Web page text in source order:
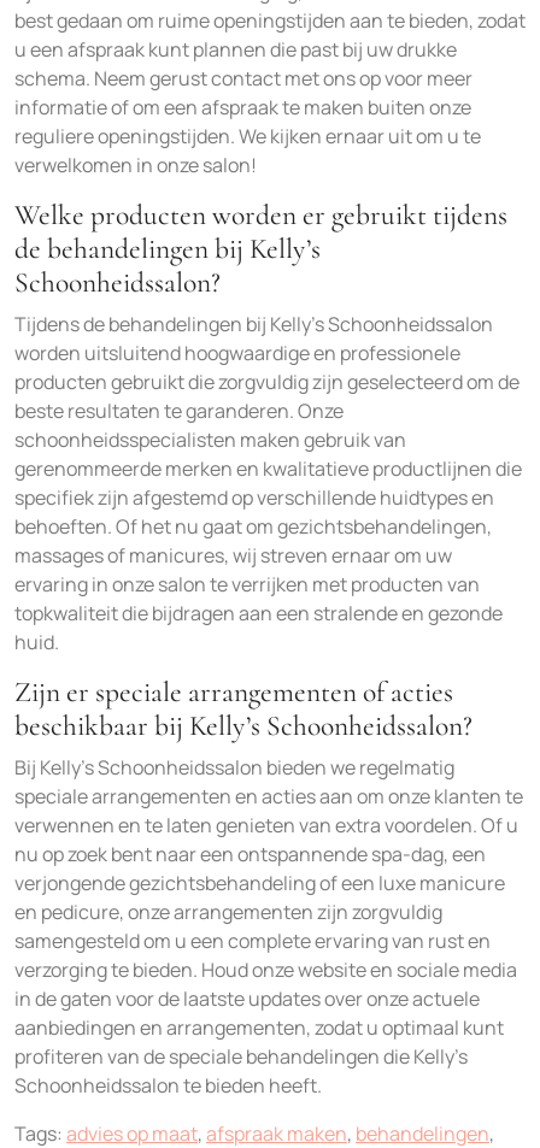
best gedaan om ruime openingstijden aan te bieden, zodat
u een afspraak kunt plannen die past bij uw drukke
schema. Neem gerust contact met ons op voor meer
informatie of om een afspraak te maken buiten onze
reguliere openingstijden. We kijken ernaar uit om u te
verwelkomen in onze salon!
Welke producten worden er gebruikt tijdens
de behandelingen bij Kelly’s
Schoonheidssalon?
Tijdens de behandelingen bij Kelly’s Schoonheidssalon
worden uitsluitend hoogwaardige en professionele
producten gebruikt die zorgvuldig zijn geselecteerd om de
beste resultaten te garanderen. Onze
schoonheidsspecialisten maken gebruik van
gerenommeerde merken en kwalitatieve productlijnen die
specifiek zijn afgestemd op verschillende huidtypes en
behoeften. Of het nu gaat om gezichtsbehandelingen,
massages of manicures, wij streven ernaar om uw
ervaring in onze salon te verrijken met producten van
topkwaliteit die bijdragen aan een stralende en gezonde
huid.
Zijn er speciale arrangementen of acties
beschikbaar bij Kelly’s Schoonheidssalon?
Bij Kelly’s Schoonheidssalon bieden we regelmatig
speciale arrangementen en acties aan om onze klanten te
verwennen en te laten genieten van extra voordelen. Of u
nu op zoek bent naar een ontspannende spa-dag, een
verjongende gezichtsbehandeling of een luxe manicure
en pedicure, onze arrangementen zijn zorgvuldig
samengesteld om u een complete ervaring van rust en
verzorging te bieden. Houd onze website en sociale media
in de gaten voor de laatste updates over onze actuele
aanbiedingen en arrangementen, zodat u optimaal kunt
profiteren van de speciale behandelingen die Kelly’s
Schoonheidssalon te bieden heeft.
Tags: advies op maat,afspraak maken, behandelingen,